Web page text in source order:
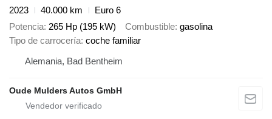
2023
40.000 km
Euro 6
Potencia 265 Hp (195 kW) Combustible gasolina
Tipo de carrocería coche familiar
Alemania, Bad Bentheim
Oude Mulders Autos GmbH